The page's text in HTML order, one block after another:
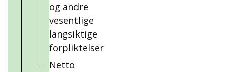
og andre
vesentlige
langsiktige
forpliktelser
Netto